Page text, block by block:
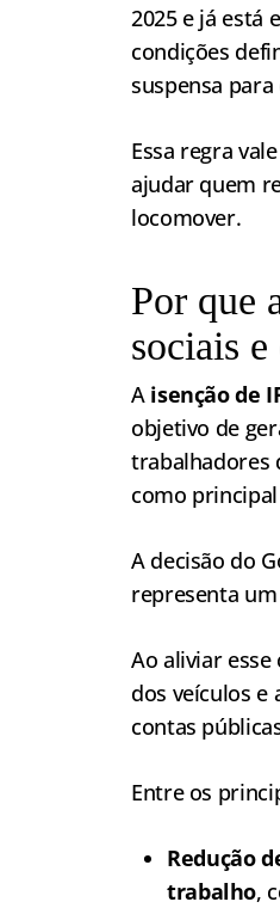
2025 e já está
condições
suspensa para
Essa regra
ajudar quem
locomover.
Por que
sociais
A isenção de
objetivo de
trabalhadores
como
A decisão do
representa
Ao aliviar
dos veículos
contas
Entre os
Redução
trabalho,